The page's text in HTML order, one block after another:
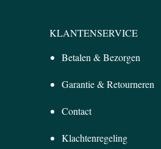
KLANTENSERVICE
Betalen & Bezorgen
Garantie & Retourneren
Contact
Klachtenregeling